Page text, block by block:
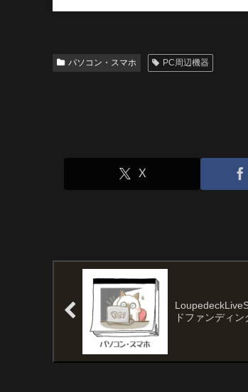
パソコン・スマホ PC周辺機器
X
ドファンディン